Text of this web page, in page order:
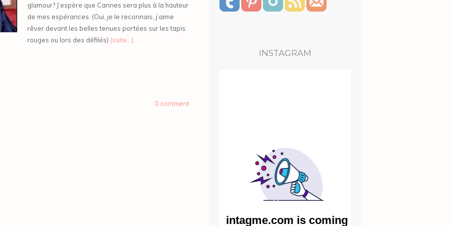
glamour? J’espère que Cannes sera plus à la hauteur
de mes espérances. (Oui, je le reconnais, j’aime
rêver devant les belles tenues portées sur les tapis
rouges ou lors des défilés) (suite…)
0 comment
INSTAGRAM